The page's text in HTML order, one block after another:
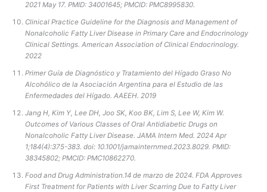
2021 May 17. PMID: 34001645; PMCID: PMC8995830.
Clinical Practice Guideline for the Diagnosis and Management of
Nonalcoholic Fatty Liver Disease in Primary Care and Endocrinology
Clinical Settings. American Association of Clinical Endocrinology.
2022
Primer Guía de Diagnóstico y Tratamiento del Hígado Graso No
Alcohólico de la Asociación Argentina para el Estudio de las
Enfermedades del Hígado. AAEEH. 2019
Jang H, Kim Y, Lee DH, Joo SK, Koo BK, Lim S, Lee W, Kim W.
Outcomes of Various Classes of Oral Antidiabetic Drugs on
Nonalcoholic Fatty Liver Disease. JAMA Intern Med. 2024 Apr
1;184(4):375-383. doi: 10.1001/jamainternmed.2023.8029. PMID:
38345802; PMCID: PMC10862270.
Food and Drug Administration.14 de marzo de 2024. FDA Approves
First Treatment for Patients with Liver Scarring Due to Fatty Liver